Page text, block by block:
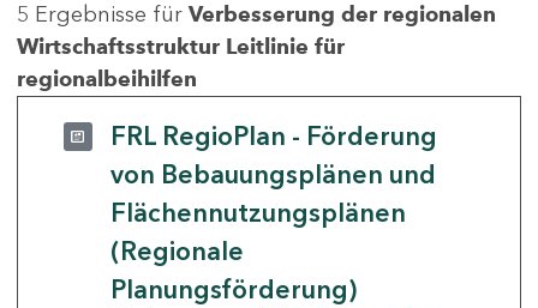
5 Ergebnisse für Verbesserung der regionalen
Wirtschaftsstruktur Leitlinie für
regionalbeihilfen
FRL RegioPlan - Förderung
von Bebauungsplänen und
Flächennutzungsplänen
(Regionale
Planungsförderung)